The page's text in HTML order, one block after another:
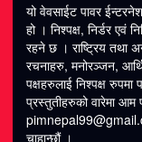
यो वेवसाईट पावर
हो । निश्पक्ष, निर्डर एवं
रहने छ । राष्ट्रिय तथा
रचनाहरु, मनोरञ्जन,
पक्षहरुलाई निश्पक्ष रुपमा
प्रस्तुतीहरुको वारेमा आम
चाहान्छौं ।